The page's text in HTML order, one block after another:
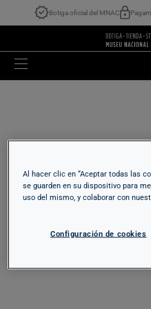
Botiga oficial del MNAC
Al hacer clic en “Aceptar todas las
se guarden en su dispositivo para
uso del mismo, y colaborar con
Configuración de cookies